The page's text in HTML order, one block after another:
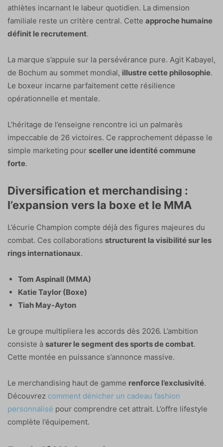
athlètes incarnant le labeur quotidien. La dimension
familiale reste un critère central. Cette approche humaine
définit le recrutement.
La marque s’appuie sur la persévérance pure. Agit Kabayel,
de Bochum au sommet mondial, illustre cette philosophie.
Le boxeur incarne parfaitement cette résilience
opérationnelle et mentale.
L’héritage de l’enseigne rencontre ici un palmarès
impeccable de 26 victoires. Ce rapprochement dépasse le
simple marketing pour sceller une identité commune
forte.
Diversification et merchandising :
l’expansion vers la boxe et le MMA
L’écurie Champion compte déjà des figures majeures du
combat. Ces collaborations structurent la visibilité sur les
rings internationaux.
Tom Aspinall (MMA)
Katie Taylor (Boxe)
Tiah May-Ayton
Le groupe multipliera les accords dès 2026. L’ambition
consiste à saturer le segment des sports de combat.
Cette montée en puissance s’annonce massive.
Le merchandising haut de gamme renforce l’exclusivité.
Découvrez comment dénicher un cadeau fashion
personnalisé pour comprendre cet attrait. L’offre lifestyle
complète l’équipement.